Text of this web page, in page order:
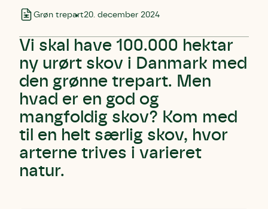
Grøn trepart20. december 2024
Vi skal have 100.000 hektar
ny urørt skov i Danmark med
den grønne trepart. Men
hvad er en god og
mangfoldig skov? Kom med
til en helt særlig skov, hvor
arterne trives i varieret
natur.